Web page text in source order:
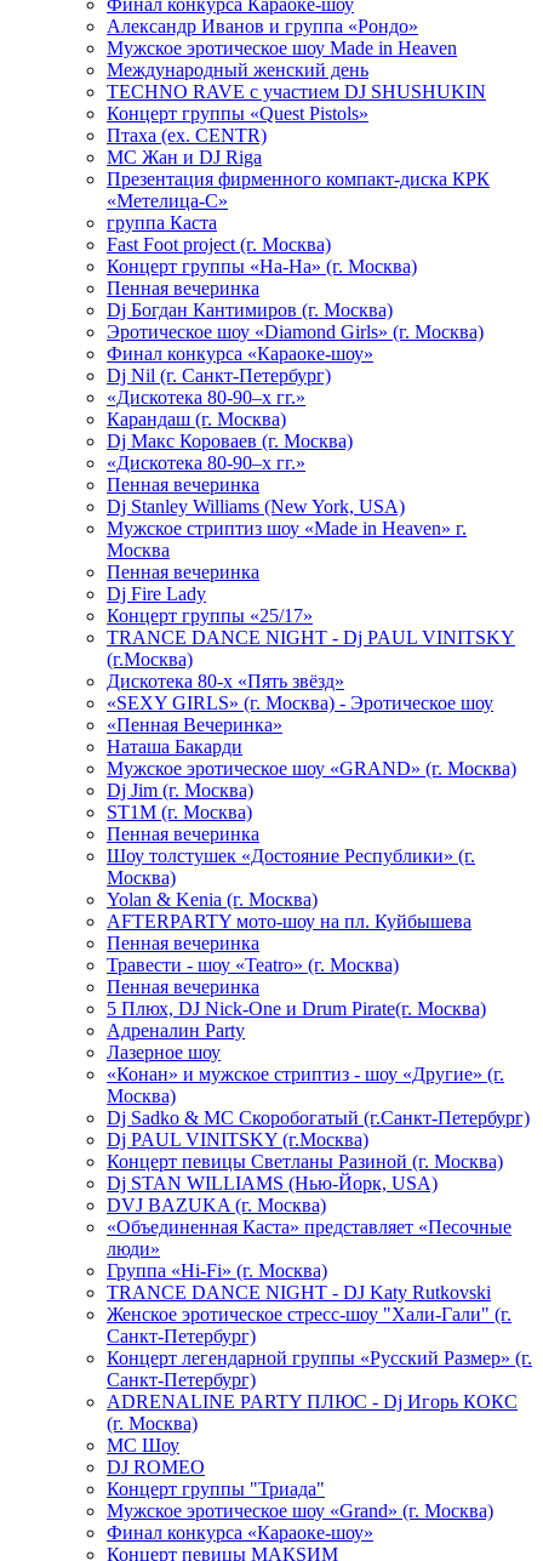
Финал конкурса Караоке-шоу
Александр Иванов и группа «Рондо»
Мужское эротическое шоу Made in Heaven
Международный женский день
TECHNO RAVE с участием DJ SHUSHUKIN
Концерт группы «Quest Pistols»
Птаха (ex. CENTR)
МС Жан и DJ Riga
Презентация фирменного компакт-диска КРК
«Метелица-С»
группа Каста
Fast Foot project (г. Москва)
Концерт группы «На-На» (г. Москва)
Пенная вечеринка
Dj Богдан Кантимиров (г. Москва)
Эротическое шоу «Diamond Girls» (г. Москва)
Финал конкурса «Караоке-шоу»
Dj Nil (г. Санкт-Петербург)
«Дискотека 80-90–х гг.»
Карандаш (г. Москва)
Dj Макс Короваев (г. Москва)
«Дискотека 80-90–х гг.»
Пенная вечеринка
Dj Stanley Williams (New York, USA)
Мужское стриптиз шоу «Made in Heaven» г.
Москва
Пенная вечеринка
Dj Fire Lady
Концерт группы «25/17»
TRANCE DANCE NIGHT - Dj PAUL VINITSKY
(г.Москва)
Дискотека 80-х «Пять звёзд»
«SEXY GIRLS» (г. Москва) - Эротическое шоу
«Пенная Вечеринка»
Hаташа Бакарди
Мужское эротическое шоу «GRAND» (г. Москва)
Dj Jim (г. Москва)
ST1M (г. Москва)
Пенная вечеринка
Шоу толстушек «Достояние Республики» (г.
Москва)
Yolan & Kenia (г. Москва)
AFTERPARTY мото-шоу на пл. Куйбышева
Пенная вечеринка
Травести - шоу «Teatro» (г. Москва)
Пенная вечеринка
5 Плюх, DJ Nick-One и Drum Pirate(г. Москва)
Адреналин Party
Лазерное шоу
«Конан» и мужское стриптиз - шоу «Другие» (г.
Москва)
Dj Sadko & МС Скоробогатый (г.Санкт-Петербург)
Dj PAUL VINITSKY (г.Москва)
Концерт певицы Светланы Разиной (г. Москва)
Dj STAN WILLIAMS (Нью-Йорк, USA)
DVJ BAZUKA (г. Москва)
«Объединенная Каста» представляет «Песочные
люди»
Группа «Hi-Fi» (г. Москва)
TRANCE DANCE NIGHT - DJ Katy Rutkovski
Женское эротическое стресс-шоу "Хали-Гали" (г.
Санкт-Петербург)
Концерт легендарной группы «Русский Размер» (г.
Санкт-Петербург)
ADRENALINE PARTY ПЛЮС - Dj Игорь КОКС
(г. Москва)
MC Шоу
DJ ROMEO
Концерт группы "Триада"
Мужское эротическое шоу «Grand» (г. Москва)
Финал конкурса «Караоке-шоу»
Концерт певицы МАКSИМ